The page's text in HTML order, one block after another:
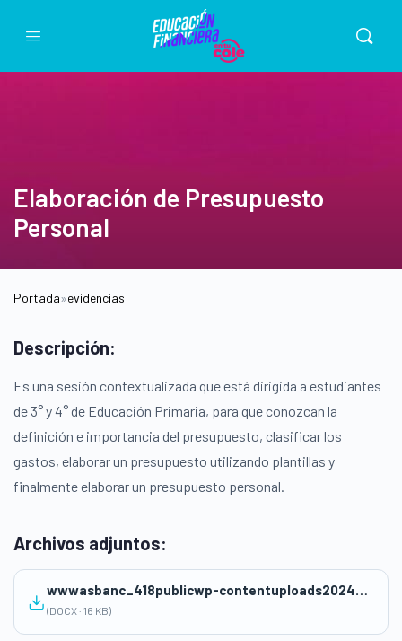
Elaboración de Presupuesto
Personal
Portada»evidencias
Descripción:
Es una sesión contextualizada que está dirigida a estudiantes
de 3° y 4° de Educación Primaria, para que conozcan la
definición e importancia del presupuesto, clasificar los
gastos, elaborar un presupuesto utilizando plantillas y
finalmente elaborar un presupuesto personal.
Archivos adjuntos:
wwwasbanc_418publicwp-contentuploads202409Sesion-de-Clase-IA.docx
(DOCX · 16 KB)